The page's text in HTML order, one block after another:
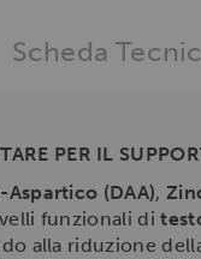
Scheda
PER IL
Aspartico (DAA),
funzionali di
alla riduzione